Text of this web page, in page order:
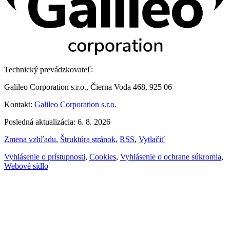
Technický prevádzkovateľ:
Galileo Corporation s.r.o., Čierna Voda 468, 925 06
Kontakt: Galileo Corporation s.r.o.
Posledná aktualizácia: 6. 8. 2026
Zmena vzhľadu, Štruktúra stránok, RSS, Vytlačiť
Vyhlásenie o prístupnosti, Cookies, Vyhlásenie o ochrane súkromia,
Webové sídlo